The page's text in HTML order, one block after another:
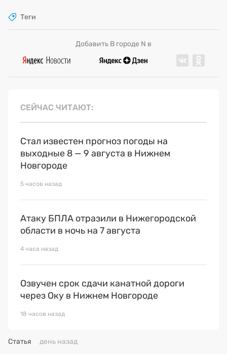
Теги
Добавить В городе N в
СЕЙЧАС ЧИТАЮТ
Стал известен прогноз погоды на
выходные 8 — 9 августа в Нижнем
Новгороде
5 часов назад
Атаку БПЛА отразили в Нижегородской
области в ночь на 7 августа
4 часа назад
Озвучен срок сдачи канатной дороги
через Оку в Нижнем Новгороде
18 часов назад
Статья день назад